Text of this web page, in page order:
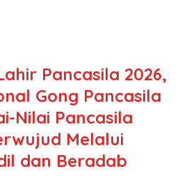
Pancasila 2026,
Gong Pancasila
Nilai Pancasila
Melalui
dan Beradab